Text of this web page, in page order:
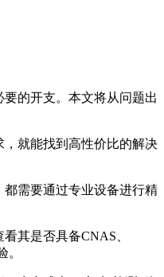
的开支。本文将从问题出
就能找到高性价比的解决
需要通过专业设备进行精
其是否具备CNAS、